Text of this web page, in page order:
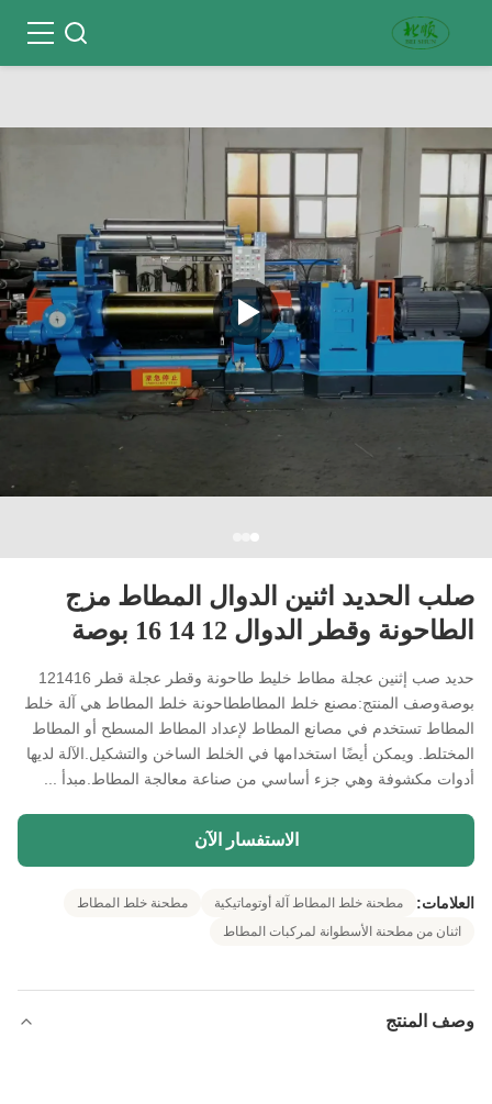
صلب الحديد اثنين الدوال المطاط مزج
الطاحونة وقطر الدوال 12 14 16 بوصة
حديد صب إثنين عجلة مطاط خليط طاحونة وقطر عجلة قطر 121416
بوصةوصف المنتج:مصنع خلط المطاططاحونة خلط المطاط هي آلة خلط
المطاط تستخدم في مصانع المطاط لإعداد المطاط المسطح أو المطاط
المختلط. ويمكن أيضًا استخدامها في الخلط الساخن والتشكيل.الآلة لديها
أدوات مكشوفة وهي جزء أساسي من صناعة معالجة المطاط.مبدأ ...
الاستفسار الآن
العلامات: مطحنة خلط المطاط آلة أوتوماتيكية
مطحنة خلط المطاط
اثنان من مطحنة الأسطوانة لمركبات المطاط
وصف المنتج